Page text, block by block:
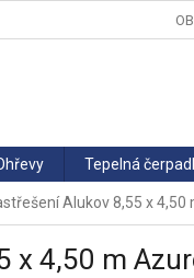
Tepelná
Alukov 8,55 x 4,50
x 4,50 m